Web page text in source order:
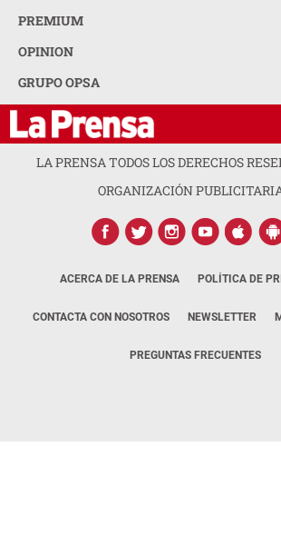
PREMIUM
OPINION
GRUPO OPSA
LA PRENSA TODOS LOS DERECHOS
ORGANIZACIÓN
ACERCA DE LA PRENSA POLÍTICA DE
CONTACTA CON NOSOTROS NEWSLETTER
PREGUNTAS FRECUENTES